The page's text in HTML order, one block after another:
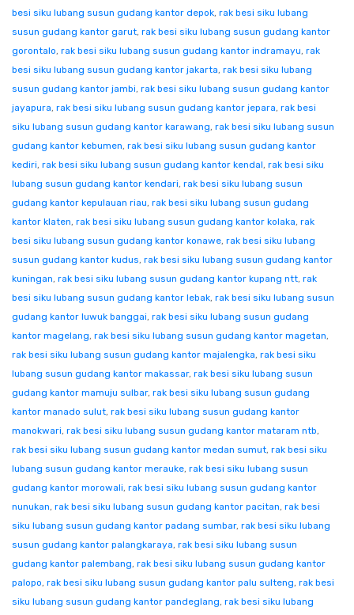
besi siku lubang susun gudang kantor depok, rak besi siku lubang
susun gudang kantor garut, rak besi siku lubang susun gudang kantor
gorontalo, rak besi siku lubang susun gudang kantor indramayu, rak
besi siku lubang susun gudang kantor jakarta, rak besi siku lubang
susun gudang kantor jambi, rak besi siku lubang susun gudang kantor
jayapura, rak besi siku lubang susun gudang kantor jepara, rak besi
siku lubang susun gudang kantor karawang, rak besi siku lubang susun
gudang kantor kebumen, rak besi siku lubang susun gudang kantor
kediri, rak besi siku lubang susun gudang kantor kendal, rak besi siku
lubang susun gudang kantor kendari, rak besi siku lubang susun
gudang kantor kepulauan riau, rak besi siku lubang susun gudang
kantor klaten, rak besi siku lubang susun gudang kantor kolaka, rak
besi siku lubang susun gudang kantor konawe, rak besi siku lubang
susun gudang kantor kudus, rak besi siku lubang susun gudang kantor
kuningan, rak besi siku lubang susun gudang kantor kupang ntt, rak
besi siku lubang susun gudang kantor lebak, rak besi siku lubang susun
gudang kantor luwuk banggai, rak besi siku lubang susun gudang
kantor magelang, rak besi siku lubang susun gudang kantor magetan,
rak besi siku lubang susun gudang kantor majalengka, rak besi siku
lubang susun gudang kantor makassar, rak besi siku lubang susun
gudang kantor mamuju sulbar, rak besi siku lubang susun gudang
kantor manado sulut, rak besi siku lubang susun gudang kantor
manokwari, rak besi siku lubang susun gudang kantor mataram ntb,
rak besi siku lubang susun gudang kantor medan sumut, rak besi siku
lubang susun gudang kantor merauke, rak besi siku lubang susun
gudang kantor morowali, rak besi siku lubang susun gudang kantor
nunukan, rak besi siku lubang susun gudang kantor pacitan, rak besi
siku lubang susun gudang kantor padang sumbar, rak besi siku lubang
susun gudang kantor palangkaraya, rak besi siku lubang susun
gudang kantor palembang, rak besi siku lubang susun gudang kantor
palopo, rak besi siku lubang susun gudang kantor palu sulteng, rak besi
siku lubang susun gudang kantor pandeglang, rak besi siku lubang